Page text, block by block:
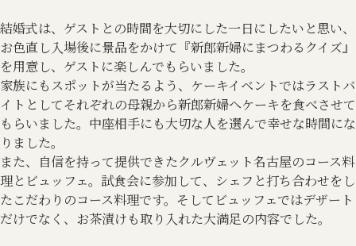
結婚式は、ゲストとの時間を大切にした一日にしたいと思い、
お色直し入場後に景品をかけて『新郎新婦にまつわるクイズ』
を用意し、ゲストに楽しんでもらいました。
家族にもスポットが当たるよう、ケーキイベントではラストバ
イトとしてそれぞれの母親から新郎新婦へケーキを食べさせて
もらいました。中座相手にも大切な人を選んで幸せな時間にな
りました。
また、自信を持って提供できたクルヴェット名古屋のコース料
理とビュッフェ。試食会に参加して、シェフと打ち合わせをし
たこだわりのコース料理です。そしてビュッフェではデザート
だけでなく、お茶漬けも取り入れた大満足の内容でした。